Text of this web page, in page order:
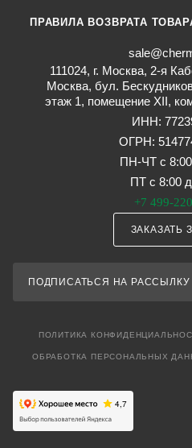
ПРАВИЛА ВОЗВРАТА
111024, г. Москва, 2-я
Москва, бул.
этаж 1, помещение XII,
ИНН:
ОГРН:
ПН-ЧТ с
ПТ с 8:00
+7 499-
ЗАКАЗАТЬ
ПОДПИСАТЬСЯ НА РАССЫЛКУ
ПОЛИТИКА
ОБРАБОТКА ПЕРСОНАЛЬНЫХ